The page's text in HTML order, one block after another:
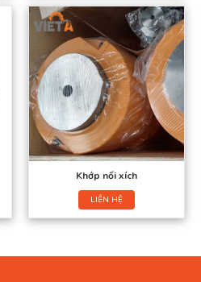
Khớp nối xích
LIÊN HỆ